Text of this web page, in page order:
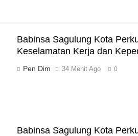
Babinsa Sagulung Kota
Keselamatan Kerja dan
Pen Dim 34 Menit Ago 0
Babinsa Sagulung Kota